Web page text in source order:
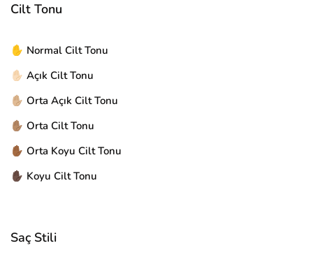
Cilt Tonu
✋ Normal Cilt Tonu
✋🏻 Açık Cilt Tonu
✋🏼 Orta Açık Cilt Tonu
✋🏽 Orta Cilt Tonu
✋🏾 Orta Koyu Cilt Tonu
✋🏿 Koyu Cilt Tonu
Saç Stili